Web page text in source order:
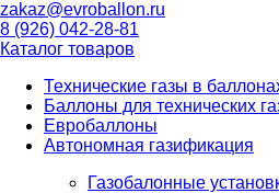
zakaz@evroballon.ru
8 (926) 042-28-81
Каталог товаров
Технические газы в
Баллоны для технических
Евробаллоны
Автономная газификация
Газобалонные